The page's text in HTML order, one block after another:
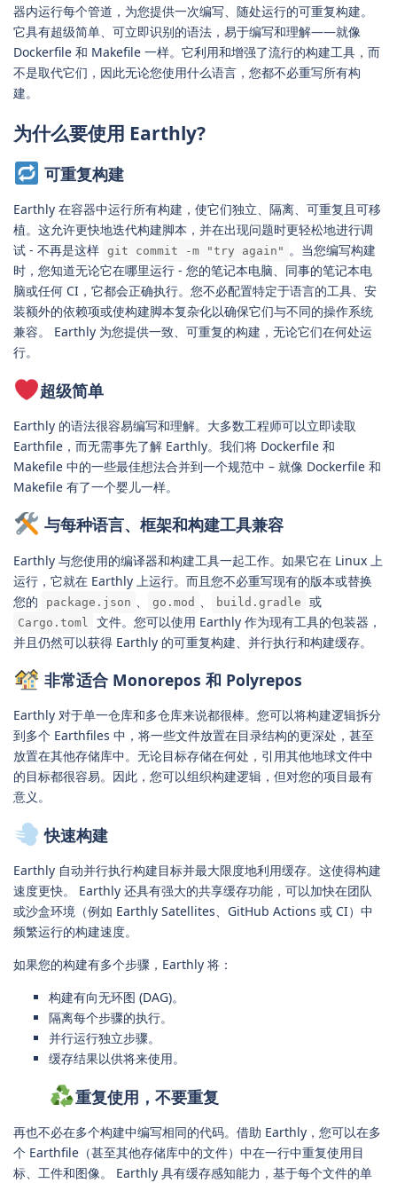
器内运行每个管道，为您提供一次编写、随处运行的可重复构建。
它具有超级简单、可立即识别的语法，易于编写和理解——就像
Dockerfile 和 Makefile 一样。它利用和增强了流行的构建工具，而
不是取代它们，因此无论您使用什么语言，您都不必重写所有构
建。
为什么要使用 Earthly?
可重复构建
Earthly 在容器中运行所有构建，使它们独立、隔离、可重复且可移
植。这允许更快地迭代构建脚本，并在出现问题时更轻松地进行调
试 - 不再是这样 git commit -m "try again" 。当您编写构建
时，您知道无论它在哪里运行 - 您的笔记本电脑、同事的笔记本电
脑或任何 CI，它都会正确执行。您不必配置特定于语言的工具、安
装额外的依赖项或使构建脚本复杂化以确保它们与不同的操作系统
兼容。 Earthly 为您提供一致、可重复的构建，无论它们在何处运
行。
超级简单
Earthly 的语法很容易编写和理解。大多数工程师可以立即读取
Earthfile，而无需事先了解 Earthly。我们将 Dockerfile 和
Makefile 中的一些最佳想法合并到一个规范中 – 就像 Dockerfile 和
Makefile 有了一个婴儿一样。
与每种语言、框架和构建工具兼容
Earthly 与您使用的编译器和构建工具一起工作。如果它在 Linux 上
运行，它就在 Earthly 上运行。而且您不必重写现有的版本或替换
您的
package.json go.mod build.gradle 或
Cargo.toml
文件。您可以使用 Earthly 作为现有工具的包装器，
并且仍然可以获得 Earthly 的可重复构建、并行执行和构建缓存。
非常适合 Monorepos 和 Polyrepos
Earthly 对于单一仓库和多仓库来说都很棒。您可以将构建逻辑拆分
到多个 Earthfiles 中，将一些文件放置在目录结构的更深处，甚至
放置在其他存储库中。无论目标存储在何处，引用其他地球文件中
的目标都很容易。因此，您可以组织构建逻辑，但对您的项目最有
意义。
快速构建
Earthly 自动并行执行构建目标并最大限度地利用缓存。这使得构建
速度更快。 Earthly 还具有强大的共享缓存功能，可以加快在团队
或沙盒环境（例如 Earthly Satellites、GitHub Actions 或 CI）中
频繁运行的构建速度。
如果您的构建有多个步骤，Earthly 将​​：
构建有向无环图 (DAG)。
隔离每个步骤的执行。
并行运行独立步骤。
缓存结果以供将来使用。
重复使用，不要重复
再也不必在多个构建中编写相同的代码。借助 Earthly，您可以在多
个 Earthfile（甚至其他存储库中的文件）中在一行中重复使用目
标、工件和图像。 Earthly 具有缓存感知能力，基于每个文件的单